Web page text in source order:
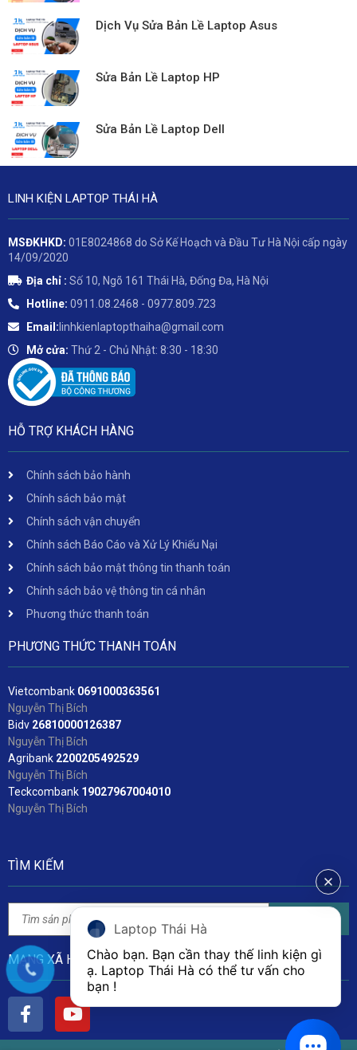
Dịch Vụ Sửa Bản Lề Laptop Asus
Sửa Bản Lề Laptop HP
Sửa Bản Lề Laptop Dell
LINH KIỆN LAPTOP THÁI HÀ
MSĐKHKD: 01E8024868 do Sở Kế Hoạch và Đầu Tư Hà Nội cấp ngày
14/09/2020
Địa chỉ : Số 10, Ngõ 161 Thái Hà, Đống Đa, Hà Nội
Hotline: 0911.08.2468 - 0977.809.723
Email: linhkienlaptopthaiha@gmail.com
Mở cửa: Thứ 2 - Chủ Nhật: 8:30 - 18:30
HỖ TRỢ KHÁCH HÀNG
Chính sách bảo hành
Chính sách bảo mật
Chính sách vận chuyển
Chính sách Báo Cáo và Xử Lý Khiếu Nại
Chính sách bảo mật thông tin thanh toán
Chính sách bảo vệ thông tin cá nhân
Phương thức thanh toán
PHƯƠNG THỨC THANH TOÁN
Vietcombank 0691000363561
Nguyễn Thị Bích
Bidv 26810000126387
Nguyễn Thị Bích
Agribank 2200205492529
Nguyễn Thị Bích
Teckcombank 19027967004010
Nguyễn Thị Bích
TÌM KIẾM
MẠNG XÃ HỘI
Laptop Thái Hà
Chào bạn. Bạn cần thay thế linh kiện gì
ạ. Laptop Thái Hà có thể tư vấn cho
bạn !